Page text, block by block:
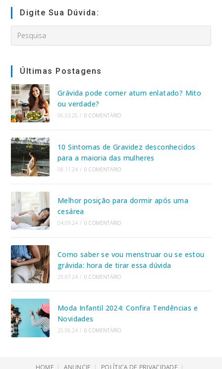
(opcional)
Digite Sua Dúvida:
this
Últimas Postagens
Grávida pode comer atum enlatado? Mito
ou verdade?
06.03.25 / 0 COMENTÁRIO
10 Sintomas de Gravidez desconhecidos
para a maioria das mulheres
08.11.24 / 0 COMENTÁRIO
Melhor posição para dormir após uma
cesárea
04.09.24 / 0 COMENTÁRIO
Como saber se vou menstruar ou se estou
grávida: hora de tirar essa dúvida
29.07.24 / 0 COMENTÁRIO
Moda Infantil 2024: Confira Tendências e
Novidades
25.06.24 / 0 COMENTÁRIO
HOME ANUNCIE POLÍTICA DE PRIVACIDADE